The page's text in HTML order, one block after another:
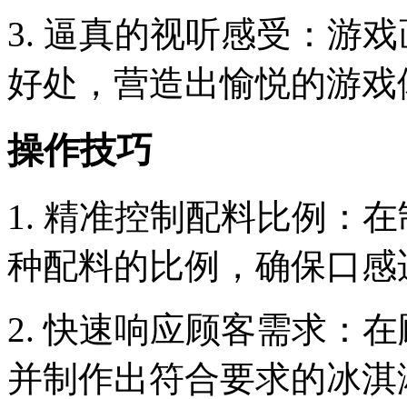
3. 逼真的视听感受：游
好处，营造出愉悦的游戏
操作技巧
1. 精准控制配料比例：
种配料的比例，确保口感
2. 快速响应顾客需求：
并制作出符合要求的冰淇